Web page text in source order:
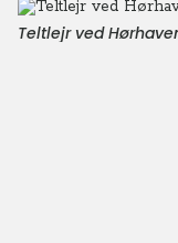
Teltlejr ved